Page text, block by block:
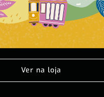
Ver na loja